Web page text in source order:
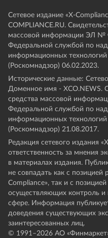
Сетевое издание «Х-
COMPLIANCE.RU.
массовой информации ЭЛ
Федеральной службой по
информационных
(Роскомнадзор) 06.02.2023.
Исторические данные:
Доменное имя - XCO.NEWS.
средства массовой
Федеральной службой по
информационных
(Роскомнадзор) 21.08.2017.
Редакция сетевого издания
ответственность за мнения
в материалах издания.
не совпадать как с позицией
Compliance», так и с
осуществляющих контроль и
сфере. Информация
доведения существующих
заинтересованных лиц.
© 1991–2026 АО